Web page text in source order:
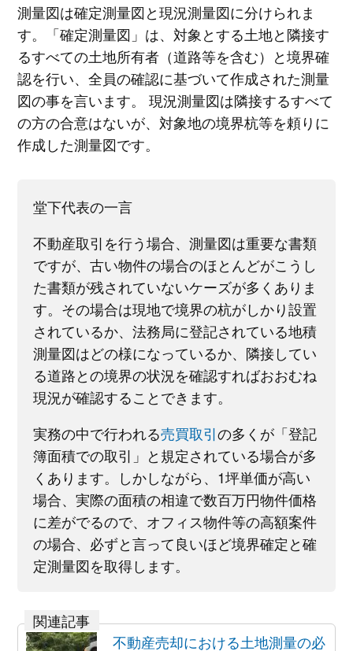
測量図は確定測量図と現況測量図に分けられま
す。「確定測量図」は、対象とする土地と隣接す
るすべての土地所有者（道路等を含む）と境界確
認を行い、全員の確認に基づいて作成された測量
図の事を言います。 現況測量図は隣接するすべて
の方の合意はないが、対象地の境界杭等を頼りに
作成した測量図です。
堂下代表の一言
不動産取引を行う場合、測量図は重要な書類
ですが、古い物件の場合のほとんどがこうし
た書類が残されていないケーズが多くありま
す。その場合は現地で境界の杭がしかり設置
されているか、法務局に登記されている地積
測量図はどの様になっているか、隣接してい
る道路との境界の状況を確認すればおおむね
現況が確認することできます。
実務の中で行われる売買取引の多くが「登記
簿面積での取引」と規定されている場合が多
くあります。しかしながら、1坪単価が高い
場合、実際の面積の相違で数百万円物件価格
に差がでるので、オフィス物件等の高額案件
の場合、必ずと言って良いほど境界確定と確
定測量図を取得します。
不動産売却における土地測量の必